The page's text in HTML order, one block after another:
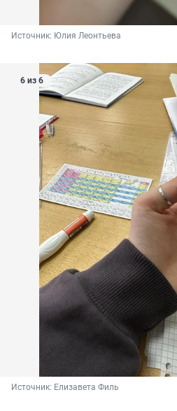
Источник: Юлия Леонтьева
6 из 6
Источник: Елизавета Филь